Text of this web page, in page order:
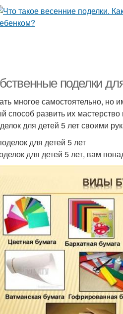
поделки
многое самостоятельно,
способ развить их
для детей 5 лет своими
для детей 5 лет
для детей 5 лет, вам